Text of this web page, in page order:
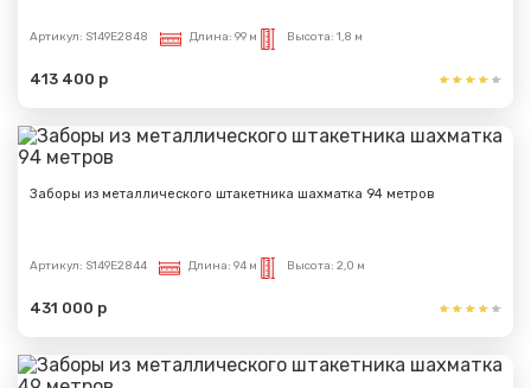
Артикул: S149E2848 Длина: 99 м Высота: 1,8 м
413 400 р
Заборы из металлического штакетника шахматка 94 метров
Артикул: S149E2844 Длина: 94 м Высота: 2,0 м
431 000 р